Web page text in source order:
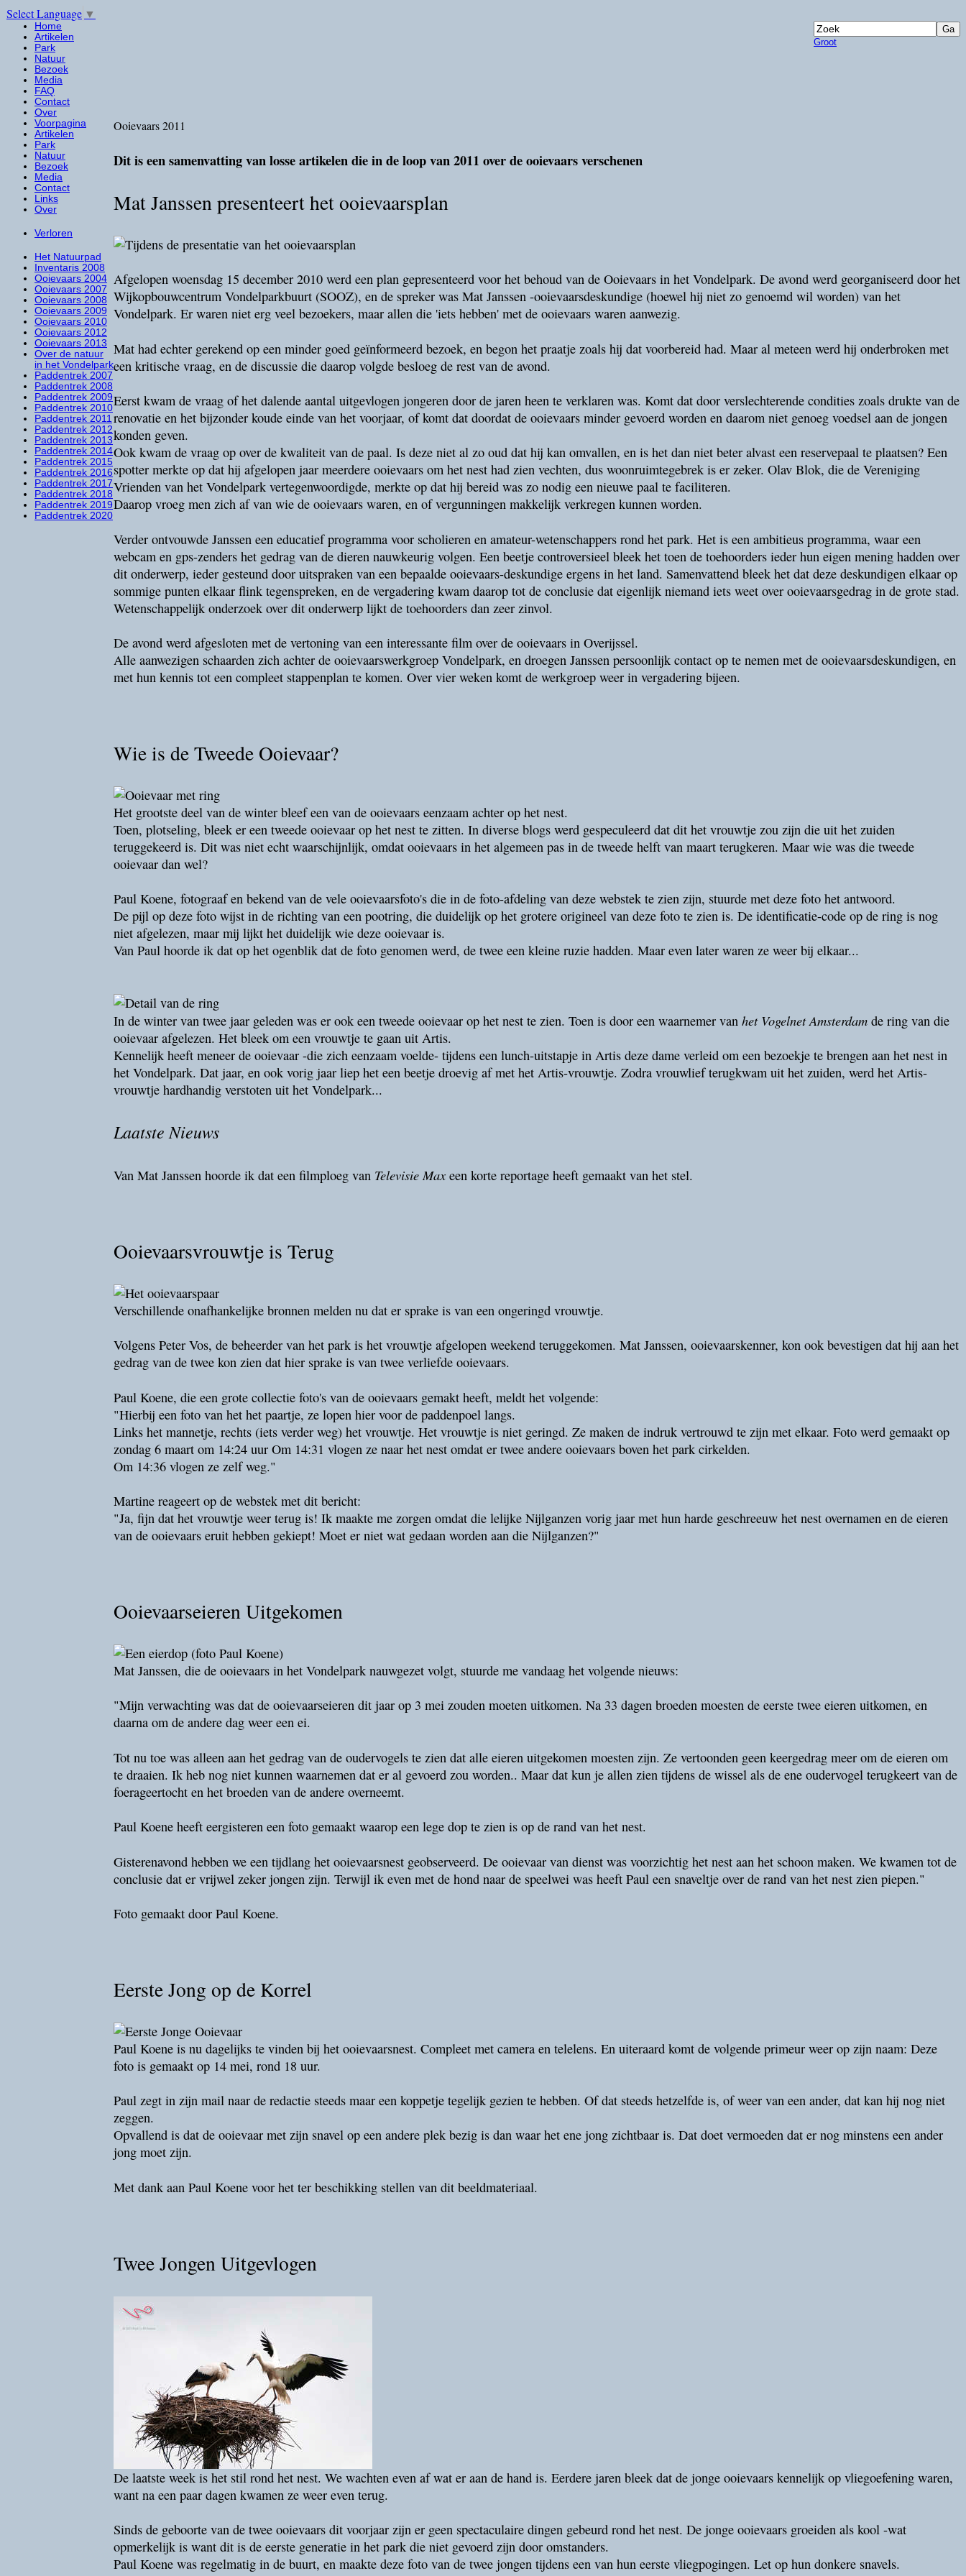
Select Language ▼
Groot
Home
Artikelen
Park
Natuur
Bezoek
Media
FAQ
Contact
Over
Voorpagina
Artikelen
Park
Natuur
Bezoek
Media
Contact
Links
Over
Verloren
Het Natuurpad
Inventaris 2008
Ooievaars 2004
Ooievaars 2007
Ooievaars 2008
Ooievaars 2009
Ooievaars 2010
Ooievaars 2012
Ooievaars 2013
Over de natuur
in het Vondelpark
Paddentrek 2007
Paddentrek 2008
Paddentrek 2009
Paddentrek 2010
Paddentrek 2011
Paddentrek 2012
Paddentrek 2013
Paddentrek 2014
Paddentrek 2015
Paddentrek 2016
Paddentrek 2017
Paddentrek 2018
Paddentrek 2019
Paddentrek 2020
Ooievaars 2011
Dit is een samenvatting van losse artikelen die in de loop van 2011 over de ooievaars verschenen
Mat Janssen presenteert het ooievaarsplan
Afgelopen woensdag 15 december 2010 werd een plan gepresenteerd voor het behoud van de Ooievaars in het Vondelpark. De avond werd georganiseerd door het
Wijkopbouwcentrum Vondelparkbuurt (SOOZ), en de spreker was Mat Janssen -ooievaarsdeskundige (hoewel hij niet zo genoemd wil worden) van het
Vondelpark. Er waren niet erg veel bezoekers, maar allen die 'iets hebben' met de ooievaars waren aanwezig.
Mat had echter gerekend op een minder goed geïnformeerd bezoek, en begon het praatje zoals hij dat voorbereid had. Maar al meteen werd hij onderbroken met
een kritische vraag, en de discussie die daarop volgde besloeg de rest van de avond.
Eerst kwam de vraag of het dalende aantal uitgevlogen jongeren door de jaren heen te verklaren was. Komt dat door verslechterende condities zoals drukte van de
renovatie en het bijzonder koude einde van het voorjaar, of komt dat doordat de ooievaars minder gevoerd worden en daarom niet genoeg voedsel aan de jongen
konden geven.
Ook kwam de vraag op over de kwaliteit van de paal. Is deze niet al zo oud dat hij kan omvallen, en is het dan niet beter alvast een reservepaal te plaatsen? Een
spotter merkte op dat hij afgelopen jaar meerdere ooievaars om het nest had zien vechten, dus woonruimtegebrek is er zeker. Olav Blok, die de Vereniging
Vrienden van het Vondelpark vertegenwoordigde, merkte op dat hij bereid was zo nodig een nieuwe paal te faciliteren.
Daarop vroeg men zich af van wie de ooievaars waren, en of vergunningen makkelijk verkregen kunnen worden.
Verder ontvouwde Janssen een educatief programma voor scholieren en amateur-wetenschappers rond het park. Het is een ambitieus programma, waar een
webcam en gps-zenders het gedrag van de dieren nauwkeurig volgen. Een beetje controversieel bleek het toen de toehoorders ieder hun eigen mening hadden over
dit onderwerp, ieder gesteund door uitspraken van een bepaalde ooievaars-deskundige ergens in het land. Samenvattend bleek het dat deze deskundigen elkaar op
sommige punten elkaar flink tegenspreken, en de vergadering kwam daarop tot de conclusie dat eigenlijk niemand iets weet over ooievaarsgedrag in de grote stad.
Wetenschappelijk onderzoek over dit onderwerp lijkt de toehoorders dan zeer zinvol.
De avond werd afgesloten met de vertoning van een interessante film over de ooievaars in Overijssel.
Alle aanwezigen schaarden zich achter de ooievaarswerkgroep Vondelpark, en droegen Janssen persoonlijk contact op te nemen met de ooievaarsdeskundigen, en
met hun kennis tot een compleet stappenplan te komen. Over vier weken komt de werkgroep weer in vergadering bijeen.
Wie is de Tweede Ooievaar?
Het grootste deel van de winter bleef een van de ooievaars eenzaam achter op het nest.
Toen, plotseling, bleek er een tweede ooievaar op het nest te zitten. In diverse blogs werd gespeculeerd dat dit het vrouwtje zou zijn die uit het zuiden
teruggekeerd is. Dit was niet echt waarschijnlijk, omdat ooievaars in het algemeen pas in de tweede helft van maart terugkeren. Maar wie was die tweede
ooievaar dan wel?
Paul Koene, fotograaf en bekend van de vele ooievaarsfoto's die in de foto-afdeling van deze webstek te zien zijn, stuurde met deze foto het antwoord.
De pijl op deze foto wijst in de richting van een pootring, die duidelijk op het grotere origineel van deze foto te zien is. De identificatie-code op de ring is nog
niet afgelezen, maar mij lijkt het duidelijk wie deze ooievaar is.
Van Paul hoorde ik dat op het ogenblik dat de foto genomen werd, de twee een kleine ruzie hadden. Maar even later waren ze weer bij elkaar...
In de winter van twee jaar geleden was er ook een tweede ooievaar op het nest te zien. Toen is door een waarnemer van het Vogelnet Amsterdam de ring van die
ooievaar afgelezen. Het bleek om een vrouwtje te gaan uit Artis.
Kennelijk heeft meneer de ooievaar -die zich eenzaam voelde- tijdens een lunch-uitstapje in Artis deze dame verleid om een bezoekje te brengen aan het nest in
het Vondelpark. Dat jaar, en ook vorig jaar liep het een beetje droevig af met het Artis-vrouwtje. Zodra vrouwlief terugkwam uit het zuiden, werd het Artis-
vrouwtje hardhandig verstoten uit het Vondelpark...
Laatste Nieuws
Van Mat Janssen hoorde ik dat een filmploeg van Televisie Max een korte reportage heeft gemaakt van het stel.
Ooievaarsvrouwtje is Terug
Verschillende onafhankelijke bronnen melden nu dat er sprake is van een ongeringd vrouwtje.
Volgens Peter Vos, de beheerder van het park is het vrouwtje afgelopen weekend teruggekomen. Mat Janssen, ooievaarskenner, kon ook bevestigen dat hij aan het
gedrag van de twee kon zien dat hier sprake is van twee verliefde ooievaars.
Paul Koene, die een grote collectie foto's van de ooievaars gemakt heeft, meldt het volgende:
"Hierbij een foto van het het paartje, ze lopen hier voor de paddenpoel langs.
Links het mannetje, rechts (iets verder weg) het vrouwtje. Het vrouwtje is niet geringd. Ze maken de indruk vertrouwd te zijn met elkaar. Foto werd gemaakt op
zondag 6 maart om 14:24 uur Om 14:31 vlogen ze naar het nest omdat er twee andere ooievaars boven het park cirkelden.
Om 14:36 vlogen ze zelf weg."
Martine reageert op de webstek met dit bericht:
"Ja, fijn dat het vrouwtje weer terug is! Ik maakte me zorgen omdat die lelijke Nijlganzen vorig jaar met hun harde geschreeuw het nest overnamen en de eieren
van de ooievaars eruit hebben gekiept! Moet er niet wat gedaan worden aan die Nijlganzen?"
Ooievaarseieren Uitgekomen
Mat Janssen, die de ooievaars in het Vondelpark nauwgezet volgt, stuurde me vandaag het volgende nieuws:
"Mijn verwachting was dat de ooievaarseieren dit jaar op 3 mei zouden moeten uitkomen. Na 33 dagen broeden moesten de eerste twee eieren uitkomen, en
daarna om de andere dag weer een ei.
Tot nu toe was alleen aan het gedrag van de oudervogels te zien dat alle eieren uitgekomen moesten zijn. Ze vertoonden geen keergedrag meer om de eieren om
te draaien. Ik heb nog niet kunnen waarnemen dat er al gevoerd zou worden.. Maar dat kun je allen zien tijdens de wissel als de ene oudervogel terugkeert van de
foerageertocht en het broeden van de andere overneemt.
Paul Koene heeft eergisteren een foto gemaakt waarop een lege dop te zien is op de rand van het nest.
Gisterenavond hebben we een tijdlang het ooievaarsnest geobserveerd. De ooievaar van dienst was voorzichtig het nest aan het schoon maken. We kwamen tot de
conclusie dat er vrijwel zeker jongen zijn. Terwijl ik even met de hond naar de speelwei was heeft Paul een snaveltje over de rand van het nest zien piepen."
Foto gemaakt door Paul Koene.
Eerste Jong op de Korrel
Paul Koene is nu dagelijks te vinden bij het ooievaarsnest. Compleet met camera en telelens. En uiteraard komt de volgende primeur weer op zijn naam: Deze
foto is gemaakt op 14 mei, rond 18 uur.
Paul zegt in zijn mail naar de redactie steeds maar een koppetje tegelijk gezien te hebben. Of dat steeds hetzelfde is, of weer van een ander, dat kan hij nog niet
zeggen.
Opvallend is dat de ooievaar met zijn snavel op een andere plek bezig is dan waar het ene jong zichtbaar is. Dat doet vermoeden dat er nog minstens een ander
jong moet zijn.
Met dank aan Paul Koene voor het ter beschikking stellen van dit beeldmateriaal.
Twee Jongen Uitgevlogen
De laatste week is het stil rond het nest. We wachten even af wat er aan de hand is. Eerdere jaren bleek dat de jonge ooievaars kennelijk op vliegoefening waren,
want na een paar dagen kwamen ze weer even terug.
Sinds de geboorte van de twee ooievaars dit voorjaar zijn er geen spectaculaire dingen gebeurd rond het nest. De jonge ooievaars groeiden als kool -wat
opmerkelijk is want dit is de eerste generatie in het park die niet gevoerd zijn door omstanders.
Paul Koene was regelmatig in de buurt, en maakte deze foto van de twee jongen tijdens een van hun eerste vliegpogingen. Let op hun donkere snavels.